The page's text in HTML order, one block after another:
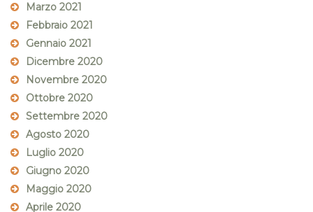
Marzo 2021
Febbraio 2021
Gennaio 2021
Dicembre 2020
Novembre 2020
Ottobre 2020
Settembre 2020
Agosto 2020
Luglio 2020
Giugno 2020
Maggio 2020
Aprile 2020